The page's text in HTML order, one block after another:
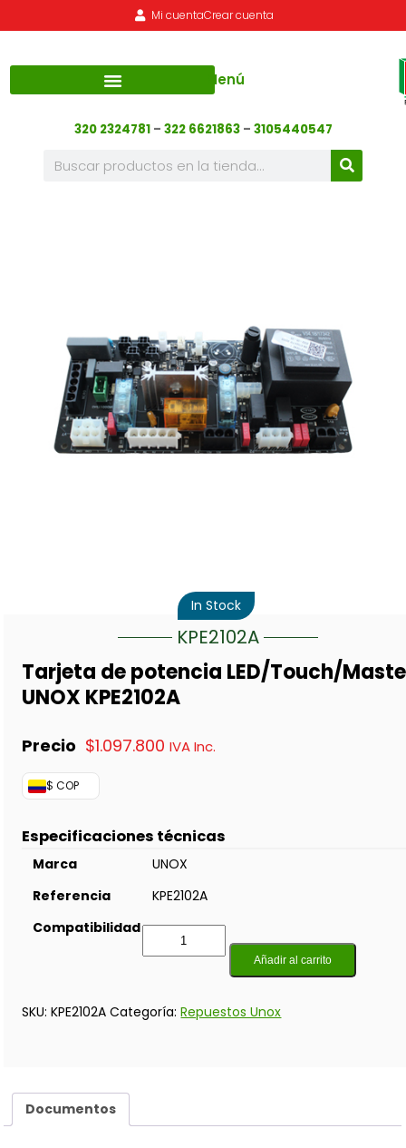
Mi cuentaCrear cuenta
Menú
320 2324781– 322 6621863 – 3105440547
Tarjeta de potencia LED/Touch/
UNOX KPE2102A
$1.097.800 IVA Inc.
$ COP
In Stock
KPE2102A
Especificaciones técnicas
Marca
UNOX
Referencia
KPE2102A
Compatibilidad
Añadir al carrito
SKU:KPE2102A Categoría:Repuestos Unox
Documentos